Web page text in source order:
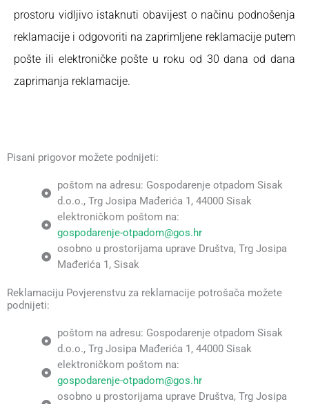
prostoru vidljivo istaknuti obavijest o načinu podnošenja
reklamacije i odgovoriti na zaprimljene reklamacije putem
pošte ili elektroničke pošte u roku od 30 dana od dana
zaprimanja reklamacije.
Pisani prigovor možete podnijeti:
poštom na adresu: Gospodarenje otpadom Sisak
d.o.o., Trg Josipa Mađerića 1, 44000 Sisak
elektroničkom poštom na:
gospodarenje-otpadom@gos.hr
osobno u prostorijama uprave Društva, Trg Josipa
Mađerića 1, Sisak
Reklamaciju Povjerenstvu za reklamacije potrošača možete
podnijeti:
poštom na adresu: Gospodarenje otpadom Sisak
d.o.o., Trg Josipa Mađerića 1, 44000 Sisak
elektroničkom poštom na:
gospodarenje-otpadom@gos.hr
osobno u prostorijama uprave Društva, Trg Josipa